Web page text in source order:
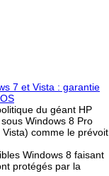
7 et Vista : garantie
du géant HP
Windows 8 Pro
comme le prévoit
Windows 8 faisant
protégés par la